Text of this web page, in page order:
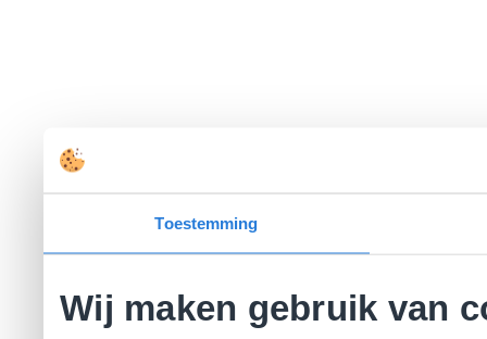
Toestemming
Wij maken gebruik van